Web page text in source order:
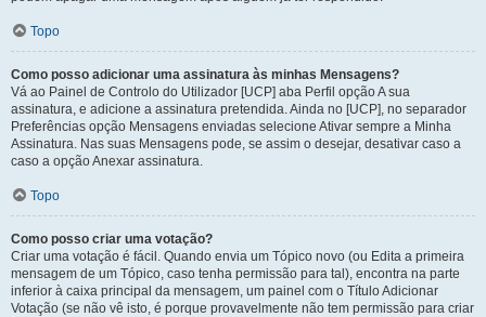
Topo
Como posso adicionar uma assinatura às minhas Mensagens?
Vá ao Painel de Controlo do Utilizador [UCP] aba Perfil opção A sua
assinatura, e adicione a assinatura pretendida. Ainda no [UCP], no separador
Preferências opção Mensagens enviadas selecione Ativar sempre a Minha
Assinatura. Nas suas Mensagens pode, se assim o desejar, desativar caso a
caso a opção Anexar assinatura.
Topo
Como posso criar uma votação?
Criar uma votação é fácil. Quando envia um Tópico novo (ou Edita a primeira
mensagem de um Tópico, caso tenha permissão para tal), encontra na parte
inferior à caixa principal da mensagem, um painel com o Título Adicionar
Votação (se não vê isto, é porque provavelmente não tem permissão para criar